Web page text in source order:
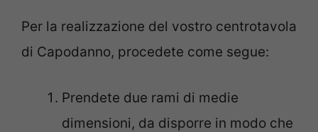
Per la realizzazione del vostro centrotavola
di Capodanno, procedete come segue:
Prendete due rami di medie
dimensioni, da disporre in modo che